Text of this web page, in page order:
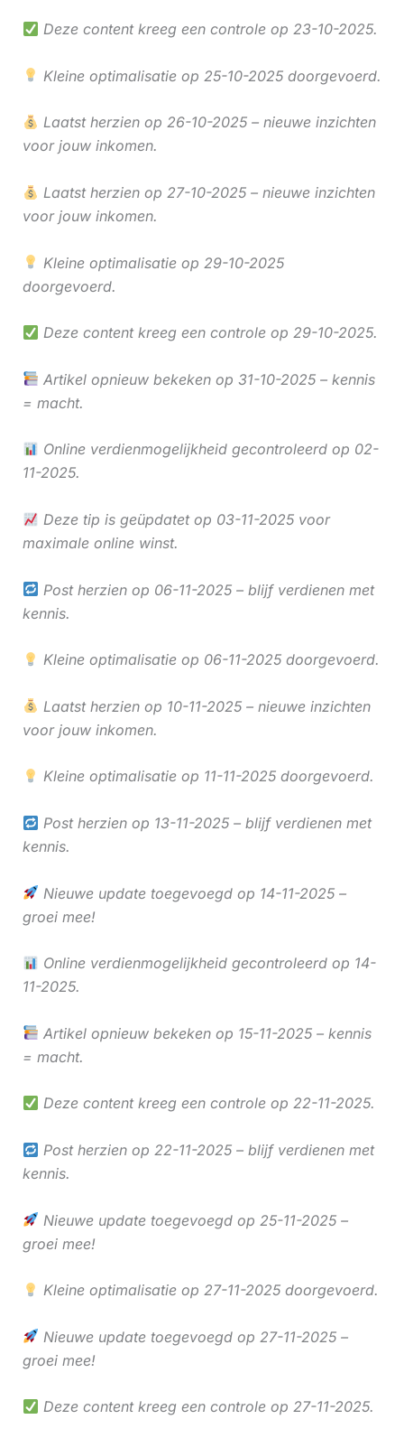
Deze content kreeg een controle op 23-10-2025.
Kleine optimalisatie op 25-10-2025 doorgevoerd.
Laatst herzien op 26-10-2025 – nieuwe inzichten
voor jouw inkomen.
Laatst herzien op 27-10-2025 – nieuwe inzichten
voor jouw inkomen.
Kleine optimalisatie op 29-10-2025
doorgevoerd.
Deze content kreeg een controle op 29-10-2025.
Artikel opnieuw bekeken op 31-10-2025 – kennis
= macht.
Online verdienmogelijkheid gecontroleerd op 02-
11-2025.
Deze tip is geüpdatet op 03-11-2025 voor
maximale online winst.
Post herzien op 06-11-2025 – blijf verdienen met
kennis.
Kleine optimalisatie op 06-11-2025 doorgevoerd.
Laatst herzien op 10-11-2025 – nieuwe inzichten
voor jouw inkomen.
Kleine optimalisatie op 11-11-2025 doorgevoerd.
Post herzien op 13-11-2025 – blijf verdienen met
kennis.
Nieuwe update toegevoegd op 14-11-2025 –
groei mee!
Online verdienmogelijkheid gecontroleerd op 14-
11-2025.
Artikel opnieuw bekeken op 15-11-2025 – kennis
= macht.
Deze content kreeg een controle op 22-11-2025.
Post herzien op 22-11-2025 – blijf verdienen met
kennis.
Nieuwe update toegevoegd op 25-11-2025 –
groei mee!
Kleine optimalisatie op 27-11-2025 doorgevoerd.
Nieuwe update toegevoegd op 27-11-2025 –
groei mee!
Deze content kreeg een controle op 27-11-2025.